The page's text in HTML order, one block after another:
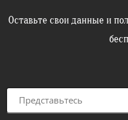
Оставьте свои данные и